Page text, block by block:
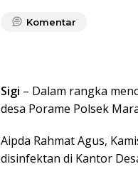
Komentar
Sigi – Dalam rangka
desa Porame Polsek
Aipda Rahmat Agus,
disinfektan di Kantor